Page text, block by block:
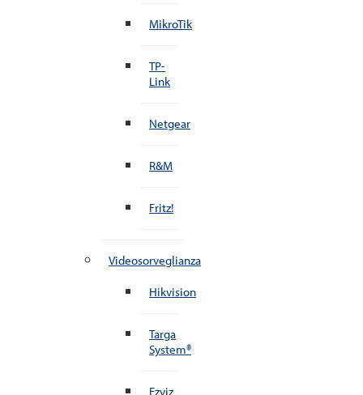
MikroTik
TP-
Link
Netgear
R&M
Fritz!
Videosorveglianza
Hikvision
Targa
System®
Ezviz